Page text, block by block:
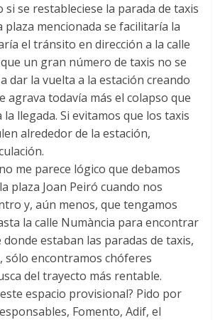
si se restableciese la parada de taxis
plaza mencionada se facilitaría la
el tránsito en dirección a la calle
un gran número de taxis no se
dar la vuelta a la estación creando
agrava todavía más el colapso que
llegada. Si evitamos que los taxis
alrededor de la estación,
me parece lógico que debamos
plaza Joan Peiró cuando nos
y, aún menos, que tengamos
la calle Numància para encontrar
estaban las paradas de taxis,
encontramos chóferes
del trayecto más rentable.
espacio provisional? Pido por
Fomento, Adif, el